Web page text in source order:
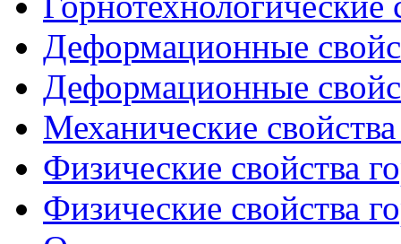
Деформационные
Деформационные
Механические
Физические свойства
Физические свойства